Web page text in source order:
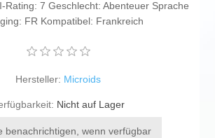
Rating: 7 Geschlecht: Abenteuer Sprache
FR Kompatibel: Frankreich
Hersteller: Microids
Nicht auf Lager
benachrichtigen, wenn verfügbar